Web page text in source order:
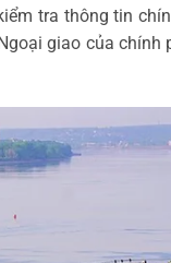
tra thông tin
giao của chính